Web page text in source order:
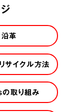
沿革
サイクル方法
取り組み